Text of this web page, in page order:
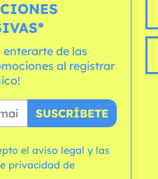
enterarte de las
al registrar
SUSCRÍBETE
el aviso legal y las